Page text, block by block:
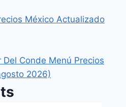
México Actualizado
Del Conde Menú Precios
2026)